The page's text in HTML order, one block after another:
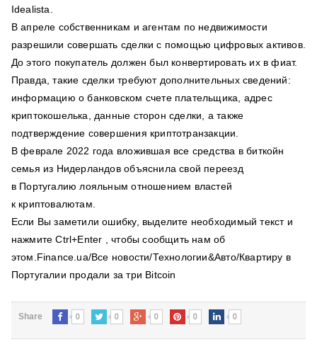
Idealista.
В апреле собственникам и агентам по недвижимости
разрешили совершать сделки с помощью цифровых активов.
До этого покупатель должен был конвертировать их в фиат.
Правда, такие сделки требуют дополнительных сведений:
информацию о банковском счете плательщика, адрес
криптокошелька, данные сторон сделки, а также
подтверждение совершения криптотранзакции.
В феврале 2022 года вложившая все средства в биткойн
семья из Нидерландов объяснила свой переезд
в Португалию лояльным отношением властей
к криптовалютам.
Если Вы заметили ошибку, выделите необходимый текст и
нажмите Ctrl+Enter , чтобы сообщить нам об
этом.Finance.ua/Все новости/Технологии&Авто/Квартиру в
Португалии продали за три Bitcoin
Share 0 0 0 0 0